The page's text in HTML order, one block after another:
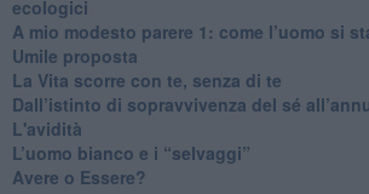
ecologici
​A mio modesto parere 1: come l’uomo si
​Umile proposta
​La Vita scorre con te, senza di te
​Dall’istinto di sopravvivenza del sé
L'avidità
​L’uomo bianco e i “selvaggi”
​Avere o Essere?